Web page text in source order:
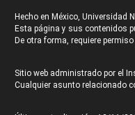
Hecho en México, Universidad
Esta página y sus contenidos
De otra forma, requiere
Sitio web administrado por el
Cualquier asunto relacionado